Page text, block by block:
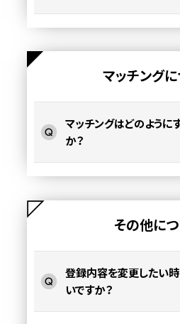
マッチング
マッチングはどのように
か？
その他に
登録内容を変更したい
いですか？